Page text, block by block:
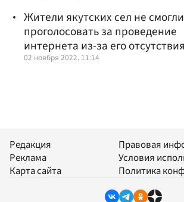
Жители якутских сел не смогли
проголосовать за проведение
интернета из-за его отсутствия
02 ноября 2022, 11:14
Редакция
Реклама
Карта сайта
Правовая
Условия
Политика